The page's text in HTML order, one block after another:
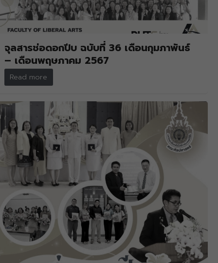
จุลสารช่อดอกปีบ ฉบับที่ 36 เดือนกุมภาพันธ์
– เดือนพฤษภาคม 2567
Read more